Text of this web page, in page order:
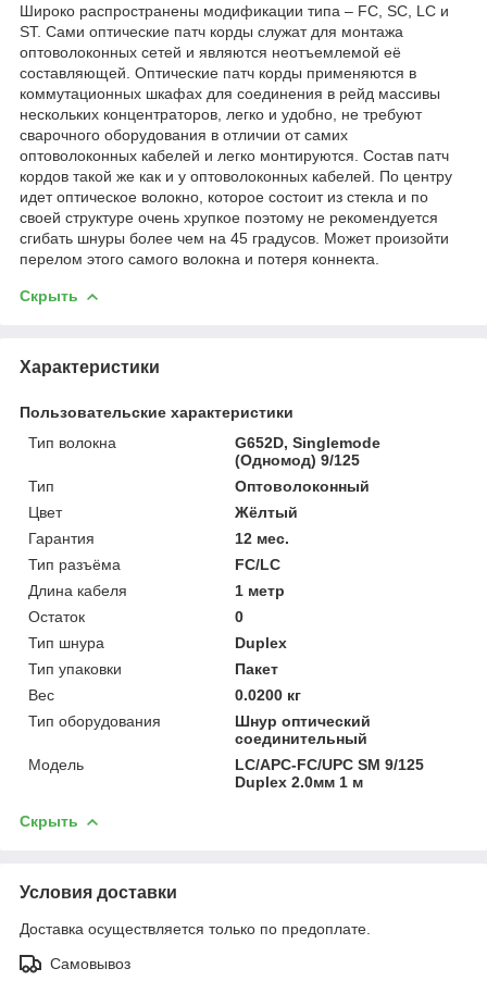
Широко распространены модификации типа – FC, SC, LC и
ST. Сами оптические патч корды служат для монтажа
оптоволоконных сетей и являются неотъемлемой её
составляющей. Оптические патч корды применяются в
коммутационных шкафах для соединения в рейд массивы
нескольких концентраторов, легко и удобно, не требуют
сварочного оборудования в отличии от самих
оптоволоконных кабелей и легко монтируются. Состав патч
кордов такой же как и у оптоволоконных кабелей. По центру
идет оптическое волокно, которое состоит из стекла и по
своей структуре очень хрупкое поэтому не рекомендуется
сгибать шнуры более чем на 45 градусов. Может произойти
перелом этого самого волокна и потеря коннекта.
Скрыть
Характеристики
Пользовательские характеристики
Тип волокна
G652D, Singlemode
(Одномод) 9/125
Тип
Оптоволоконный
Цвет
Жёлтый
Гарантия
12 мес.
Тип разъёма
FC/LC
Длина кабеля
1 метр
Остаток
0
Тип шнура
Duplex
Тип упаковки
Пакет
Вес
0.0200 кг
Тип оборудования
Шнур оптический
соединительный
Модель
LC/APC-FC/UPC SM 9/125
Duplex 2.0мм 1 м
Скрыть
Условия доставки
Доставка осуществляется только по предоплате.
Самовывоз